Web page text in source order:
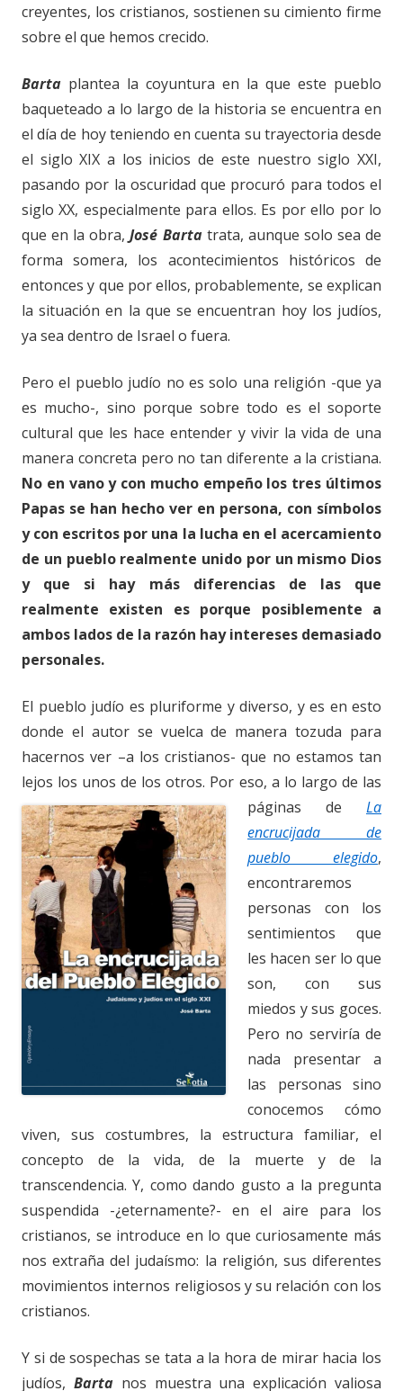
creyentes, los cristianos, sostienen su cimiento firme
sobre el que hemos crecido.
Barta plantea la coyuntura en la que este pueblo
baqueteado a lo largo de la historia se encuentra en
el día de hoy teniendo en cuenta su trayectoria desde
el siglo XIX a los inicios de este nuestro siglo XXI,
pasando por la oscuridad que procuró para todos el
siglo XX, especialmente para ellos. Es por ello por lo
que en la obra,José Bartatrata, aunque solo sea de
forma somera, los acontecimientos históricos de
entonces y que por ellos, probablemente, se explican
la situación en la que se encuentran hoy los judíos,
ya sea dentro de Israel o fuera.
Pero el pueblo judío no es solo una religión -que ya
es mucho-, sino porque sobre todo es el soporte
cultural que les hace entender y vivir la vida de una
manera concreta pero no tan diferente a la cristiana.
No en vano y con mucho empeño los tres últimos
Papas se han hecho ver en persona, con símbolos
y con escritos por una la lucha en el acercamiento
de un pueblo realmente unido por un mismo Dios
y que si hay más diferencias de las que
realmente existen es porque posiblemente a
ambos lados de la razón hay intereses demasiado
personales.
El pueblo judío es pluriforme y diverso, y es en esto
donde el autor se vuelca de manera tozuda para
hacernos ver –a los cristianos- que no estamos tan
lejos los unos de los otros. Por eso, a lo largo de las
páginas de
La
encrucijada de
pueblo elegido,
encontraremos
personas con los
sentimientos que
les hacen ser lo que
son, con sus
miedos y sus goces.
Pero no serviría de
nada presentar a
las personas sino
conocemos cómo
viven, sus costumbres, la estructura familiar, el
concepto de la vida, de la muerte y de la
transcendencia. Y, como dando gusto a la pregunta
suspendida -¿eternamente?- en el aire para los
cristianos, se introduce en lo que curiosamente más
nos extraña del judaísmo: la religión, sus diferentes
movimientos internos religiosos y su relación con los
cristianos.
Y si de sospechas se tata a la hora de mirar hacia los
judíos, Bartanos muestra una explicación valiosa